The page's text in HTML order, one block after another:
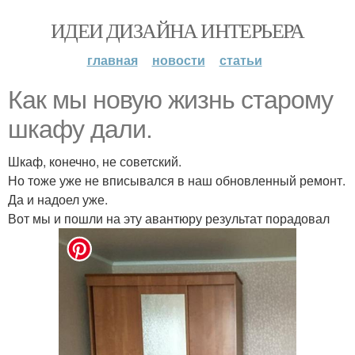
ИДЕИ ДИЗАЙНА ИНТЕРЬЕРА
главная новости статьи
Как мы новую жизнь старому
шкафу дали.
Шкаф, конечно, не советский.
Но тоже уже не вписывался в наш обновленный ремонт.
Да и надоел уже.
Вот мы и пошли на эту авантюру результат порадовал